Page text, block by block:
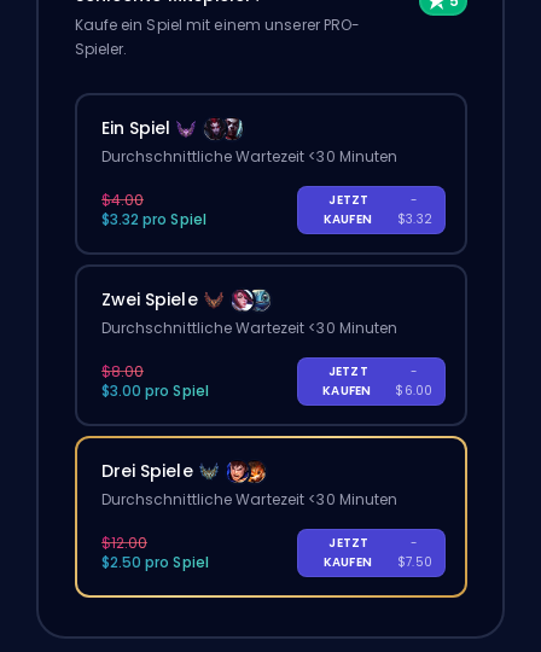
Kaufe ein Spiel mit einem unserer PRO-
Spieler.
Ein Spiel
Durchschnittliche Wartezeit <30 Minuten
$4.00
$3.32 pro Spiel
JETZT
KAUFEN
-
$3.32
Zwei Spiele
Durchschnittliche Wartezeit <30 Minuten
$8.00
$3.00 pro Spiel
JETZT
KAUFEN
-
$6.00
Drei Spiele
Durchschnittliche Wartezeit <30 Minuten
$12.00
$2.50 pro Spiel
JETZT
KAUFEN
-
$7.50